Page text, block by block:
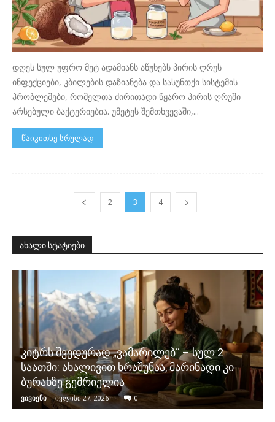
დღეს სულ უფრო მეტ ადამიანს აწუხებს პირის ღრუს
ინფექციები, კბილების დაზიანება და სასუნთქი სისტემის
პრობლემები, რომელთა ძირითადი წყარო პირის ღრუში
არსებული ბაქტერიებია. უმეტეს შემთხვევაში,...
წაიკითხე სრულად
2 3 4
ახალი სტატიები
კიტრს შვედურად „ვამარილებ“ – სულ 2
საათში: ახალივით ხრაშუნაა, მარინადი კი
ბურახზე გემრიელია
ვივიენი - ივლისი 27, 2026 0